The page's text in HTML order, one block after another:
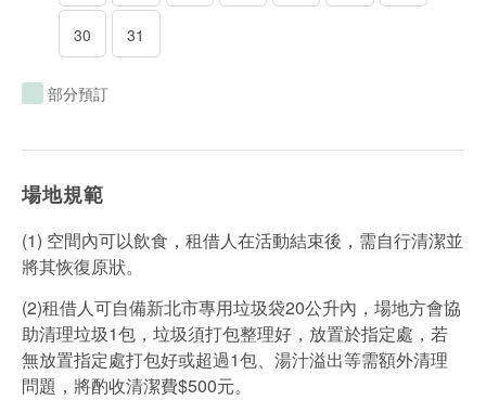
部分預訂
場地規範
(1) 空間內可以飲食，租借人在活動結束後，需自行清潔並
將其恢復原狀。
(2)租借人可自備新北市專用垃圾袋20公升內，場地方會協
助清理垃圾1包，垃圾須打包整理好，放置於指定處，若
無放置指定處打包好或超過1包、湯汁溢出等需額外清理
問題，將酌收清潔費$500元。